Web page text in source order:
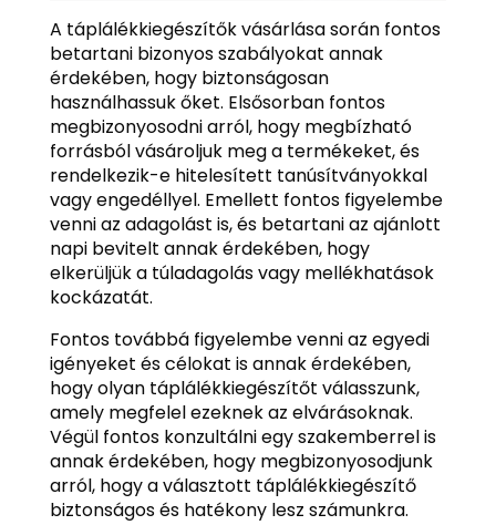
A táplálékkiegészítők vásárlása során fontos
betartani bizonyos szabályokat annak
érdekében, hogy biztonságosan
használhassuk őket. Elsősorban fontos
megbizonyosodni arról, hogy megbízható
forrásból vásároljuk meg a termékeket, és
rendelkezik-e hitelesített tanúsítványokkal
vagy engedéllyel. Emellett fontos figyelembe
venni az adagolást is, és betartani az ajánlott
napi bevitelt annak érdekében, hogy
elkerüljük a túladagolás vagy mellékhatások
kockázatát.
Fontos továbbá figyelembe venni az egyedi
igényeket és célokat is annak érdekében,
hogy olyan táplálékkiegészítőt válasszunk,
amely megfelel ezeknek az elvárásoknak.
Végül fontos konzultálni egy szakemberrel is
annak érdekében, hogy megbizonyosodjunk
arról, hogy a választott táplálékkiegészítő
biztonságos és hatékony lesz számunkra.